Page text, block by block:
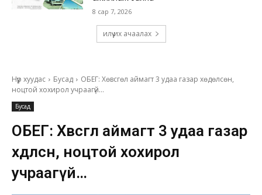
8 сар 7, 2026
илүү их ачаалах